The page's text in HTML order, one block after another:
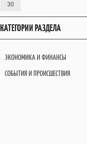
30
КАТЕГОРИИ РАЗДЕЛА
ЭКОНОМИКА И ФИНАНСЫ
СОБЫТИЯ И ПРОИСШЕСТВИЯ